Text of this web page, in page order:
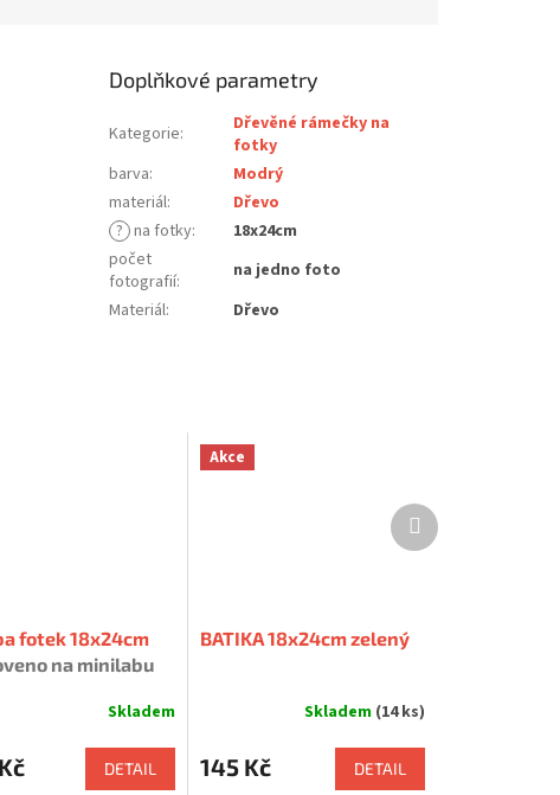
fotek 18x24cm
na minilabu
Skladem
DETAIL
Akce
BATIKA 18x24cm zelený
Skladem (14 ks)
145 Kč DETAIL
Další
produkt
Doplňkové parametry
Kategorie:
Dřevěné rámečky na
fotky
barva:
Modrý
materiál:
Dřevo
? na fotky:
18x24cm
počet
fotografií:
na jedno foto
Materiál: Dřevo